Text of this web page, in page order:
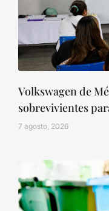
Volkswagen de
sobrevivientes
7 agosto, 2026